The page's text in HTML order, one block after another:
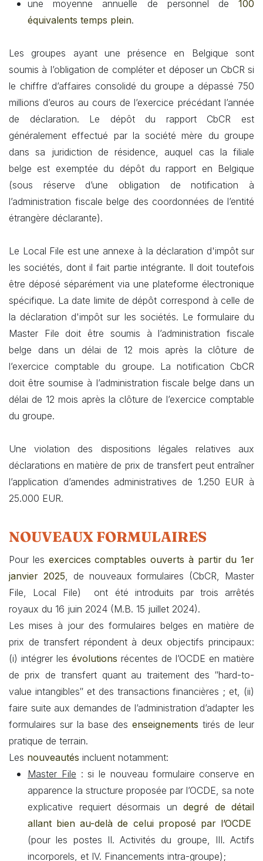
une moyenne annuelle de personnel de 100
équivalents temps plein.
Les groupes ayant une présence en Belgique sont
soumis à l’obligation de compléter et déposer un CbCR si
le chiffre d’affaires consolidé du groupe a dépassé 750
millions d’euros au cours de l’exercice précédant l’année
de déclaration. Le dépôt du rapport CbCR est
généralement effectué par la société mère du groupe
dans sa juridiction de résidence, auquel cas la filiale
belge est exemptée du dépôt du rapport en Belgique
(sous réserve d’une obligation de notification à
l’administration fiscale belge des coordonnées de l’entité
étrangère déclarante).
Le Local File est une annexe à la déclaration d'impôt sur
les sociétés, dont il fait partie intégrante. Il doit toutefois
être déposé séparément via une plateforme électronique
spécifique. La date limite de dépôt correspond à celle de
la déclaration d'impôt sur les sociétés. Le formulaire du
Master File doit être soumis à l’administration fiscale
belge dans un délai de 12 mois après la clôture de
l’exercice comptable du groupe. La notification CbCR
doit être soumise à l’administration fiscale belge dans un
délai de 12 mois après la clôture de l’exercice comptable
du groupe.
Une violation des dispositions légales relatives aux
déclarations en matière de prix de transfert peut entraîner
l’application d’amendes administratives de 1.250 EUR à
25.000 EUR.
NOUVEAUX FORMULAIRES
Pour les exercices comptables ouverts à partir du 1er
janvier 2025, de nouveaux formulaires (CbCR, Master
File, Local File) ont été introduits par trois arrêtés
royaux du 16 juin 2024 (M.B. 15 juillet 2024).
Les mises à jour des formulaires belges en matière de
prix de transfert répondent à deux objectifs principaux:
(i) intégrer les évolutions récentes de l’OCDE en matière
de prix de transfert quant au traitement des ″hard-to-
value intangibles″ et des transactions financières ; et, (ii)
faire suite aux demandes de l’administration d’adapter les
formulaires sur la base des enseignements tirés de leur
pratique de terrain.
Les nouveautés incluent notamment:
Master File : si le nouveau formulaire conserve en
apparence la structure proposée par l’OCDE, sa note
explicative requiert désormais un degré de détail
allant bien au-delà de celui proposé par l’OCDE
(pour les postes II. Activités du groupe, III. Actifs
incorporels, et IV. Financements intra-groupe);